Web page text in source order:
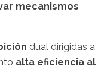
mecanismos
dual dirigidas a
alta eficiencia al